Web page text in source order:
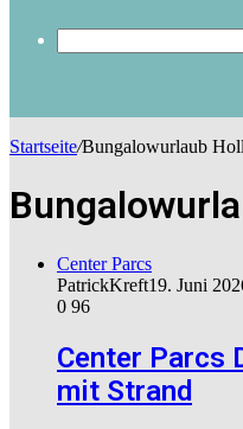
Startseite/Bungalowurlaub
Center Parcs
PatrickKreft19. Juni
0 96
Center Parcs
mit Strand